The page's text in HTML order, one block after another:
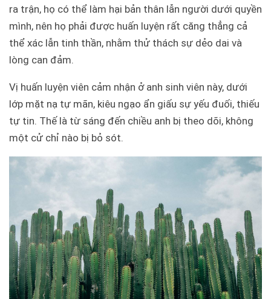
ra trận, họ có thể làm hại bản thân lẫn người dưới quyền
mình, nên họ phải được huấn luyện rất căng thẳng cả
thể xác lẫn tinh thần, nhằm thử thách sự dẻo dai và
lòng can đảm.
Vị huấn luyện viên cảm nhận ở anh sinh viên này, dưới
lớp mặt nạ tự mãn, kiêu ngạo ẩn giấu sự yếu đuối, thiếu
tự tin. Thế là từ sáng đến chiều anh bị theo dõi, không
một cử chỉ nào bị bỏ sót.